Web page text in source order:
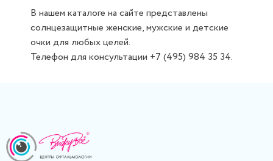
В нашем каталоге на сайте представлены
солнцезащитные женские, мужские и детские
очки для любых целей.
Телефон для консультации +7 (495) 984 35 34.